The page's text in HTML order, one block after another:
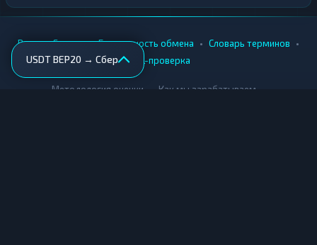
USDT BEP20 → Сбер
Вики • Города • Безопасность обмена • Словарь терминов •
AML-проверка
Методология оценки Как мы зарабатываем